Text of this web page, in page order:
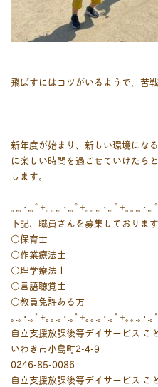
飛ばすにはコツがいるようで、苦
新年度が始まり、新しい環境にな
に楽しい時間を過ごせていけたら
します。
｡.｡･.｡ﾟ+｡｡.｡･.｡ﾟ+｡｡.｡･.｡ﾟ+｡｡.｡･.｡
下記、職員さんを募集しております
○保育士
○作業療法士
○理学療法士
○言語聴覚士
○教員免許ある方
｡.｡･.｡ﾟ+｡｡.｡･.｡ﾟ+｡｡.｡･.｡ﾟ+｡｡.｡･.｡
自立支援放課後等デイサービス
いわき市小島町2-4-9
0246-85-0086
自立支援放課後等デイサービス